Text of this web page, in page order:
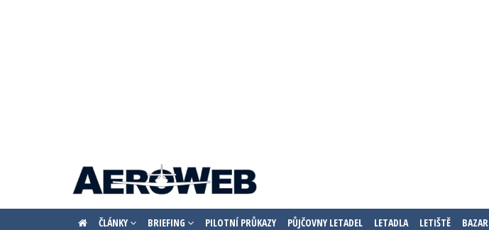
ČLÁNKY BRIEFING PILOTNÍ PRŮKAZY PŮJČOVNY LETADEL LETADLA LETIŠTĚ BAZAR